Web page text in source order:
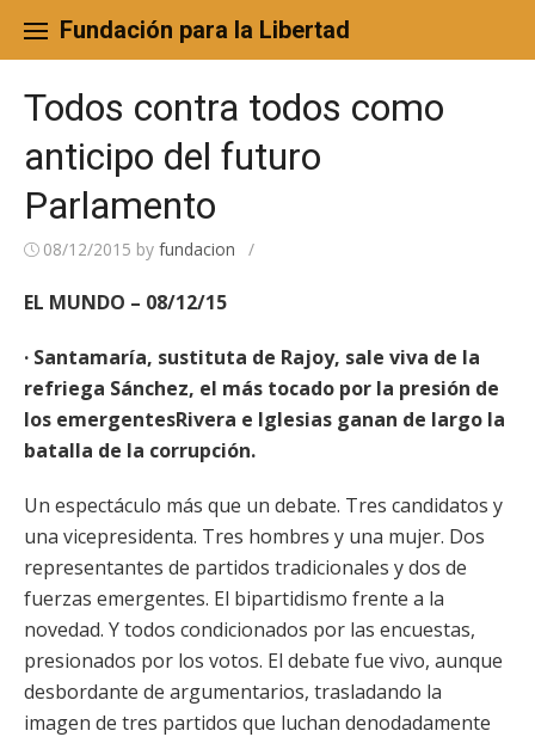
content
Fundación para la Libertad
Todos contra todos como
anticipo del futuro
Parlamento
08/12/2015 by fundacion /
EL MUNDO – 08/12/15
· Santamaría, sustituta de Rajoy, sale viva de la
refriega Sánchez, el más tocado por la presión de
los emergentesRivera e Iglesias ganan de largo la
batalla de la corrupción.
Un espectáculo más que un debate. Tres candidatos y
una vicepresidenta. Tres hombres y una mujer. Dos
representantes de partidos tradicionales y dos de
fuerzas emergentes. El bipartidismo frente a la
novedad. Y todos condicionados por las encuestas,
presionados por los votos. El debate fue vivo, aunque
desbordante de argumentarios, trasladando la
imagen de tres partidos que luchan denodadamente